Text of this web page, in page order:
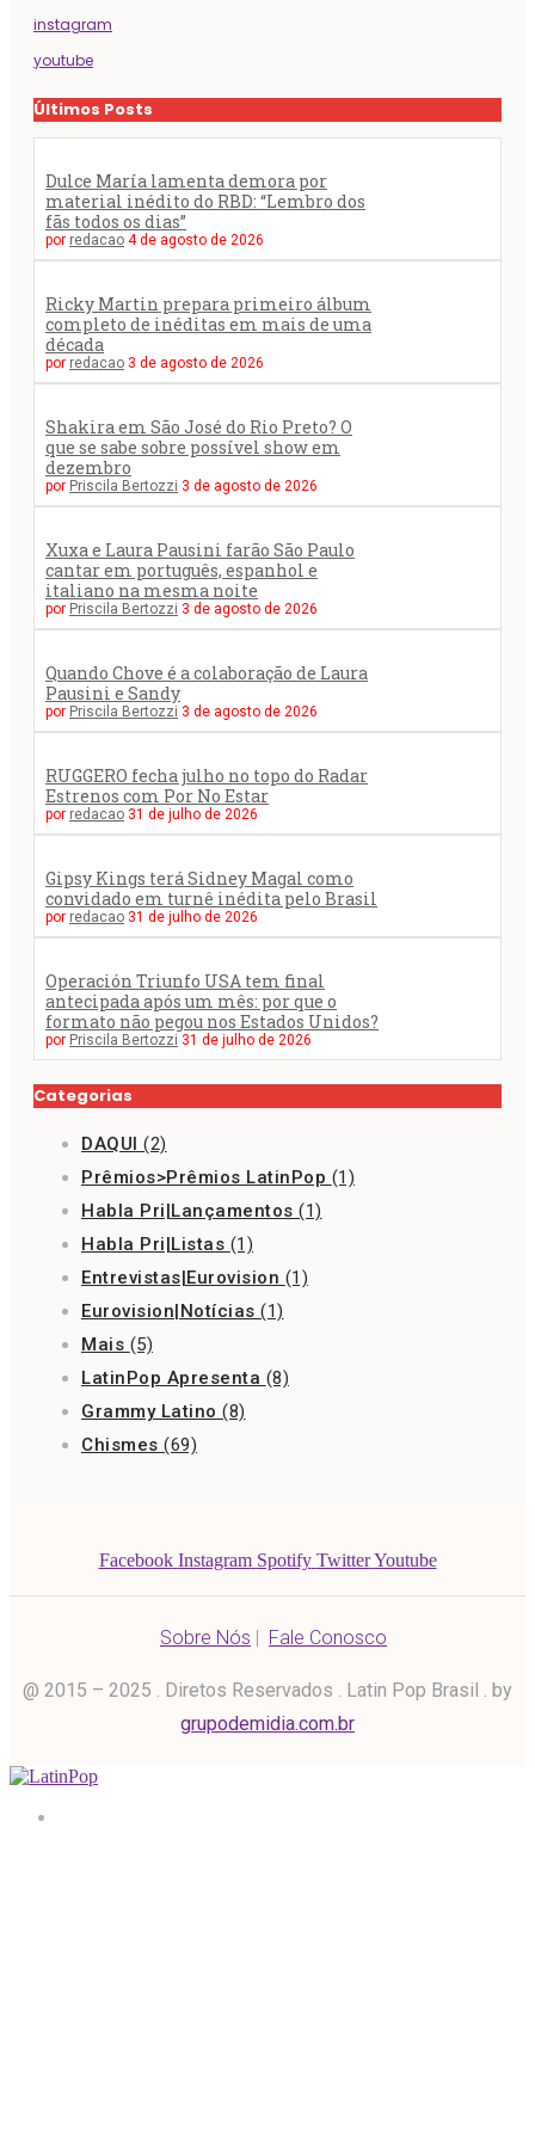
instagram
youtube
Últimos Posts
Dulce María lamenta demora por
material inédito do RBD: “Lembro dos
fãs todos os dias”
por redacao 4 de agosto de 2026
Ricky Martin prepara primeiro álbum
completo de inéditas em mais de uma
década
por redacao 3 de agosto de 2026
Shakira em São José do Rio Preto? O
que se sabe sobre possível show em
dezembro
por Priscila Bertozzi 3 de agosto de 2026
Xuxa e Laura Pausini farão São Paulo
cantar em português, espanhol e
italiano na mesma noite
por Priscila Bertozzi 3 de agosto de 2026
Quando Chove é a colaboração de Laura
Pausini e Sandy
por Priscila Bertozzi 3 de agosto de 2026
RUGGERO fecha julho no topo do Radar
Estrenos com Por No Estar
por redacao 31 de julho de 2026
Gipsy Kings terá Sidney Magal como
convidado em turnê inédita pelo Brasil
por redacao 31 de julho de 2026
Operación Triunfo USA tem final
antecipada após um mês: por que o
formato não pegou nos Estados Unidos?
por Priscila Bertozzi 31 de julho de 2026
Categorias
DAQUI (2)
Prêmios>Prêmios LatinPop (1)
Habla Pri|Lançamentos (1)
Habla Pri|Listas (1)
Entrevistas|Eurovision (1)
Eurovision|Notícias (1)
Mais (5)
LatinPop Apresenta (8)
Grammy Latino (8)
Chismes (69)
Facebook Instagram Spotify Twitter Youtube
Sobre Nós | Fale Conosco
@ 2015 – 2025 . Diretos Reservados . Latin Pop Brasil . by
grupodemidia.com.br